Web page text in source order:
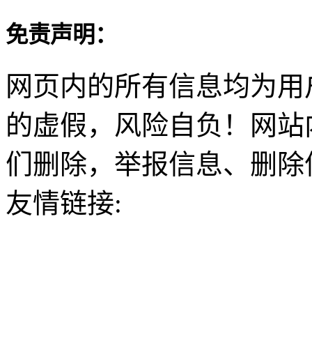
免责声明：
网页内的所有信息均为
的虚假，风险自负！网
们删除，举报信息、删
友情链接: